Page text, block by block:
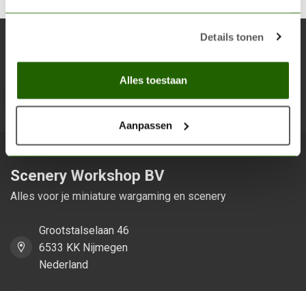
Details tonen
Alles toestaan
Aanpassen
Blijf op de hoogte over onze laatste acties
Scenery Workshop BV
Alles voor je miniature wargaming en scenery
Grootstalselaan 46
6533 KK Nijmegen
Nederland